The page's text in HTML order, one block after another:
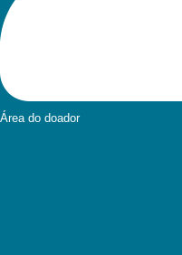
Área do doador